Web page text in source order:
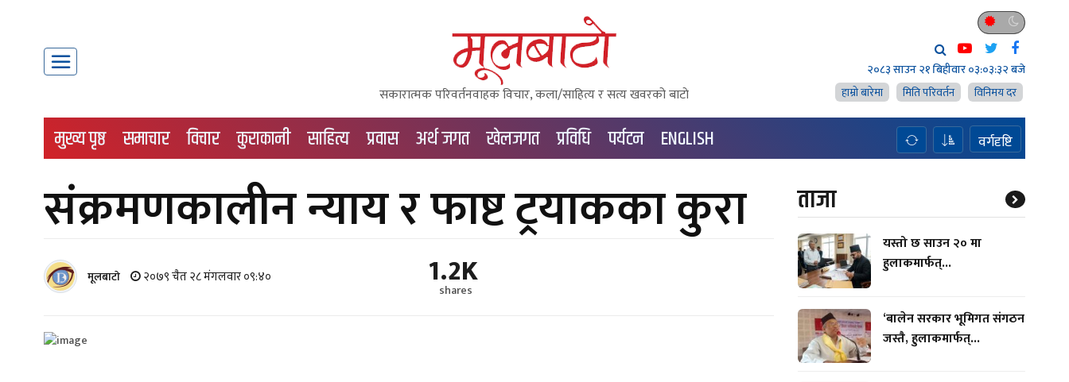
सकारात्मक परिवर्तनवाहक विचार, कला/साहित्य र सत्य खवरको बाटाे
२०८३ साउन २१ बिहीवार०३:०३:३४ बजे
हाम्राे बारेमा
मिति परिवर्तन विनिमय दर
मुख्य पृष्ठ समाचार विचार कुराकानी साहित्य प्रवास अर्थ जगत खेलजगत प्रविधि पर्यटन ENGLISH वर्गदृष्टि
संक्रमणकालीन न्याय र फाष्ट ट्रयाकका कुरा
मूलबाटाे २०७९ चैत २८ मंगलवार ०९:४० 1.2K
shares
ताजा
यस्तो छ साउन २० मा
हुलाकमार्फत्...
‘बालेन सरकार भूमिगत संगठन
जस्तै, हुलाकमार्फत्...